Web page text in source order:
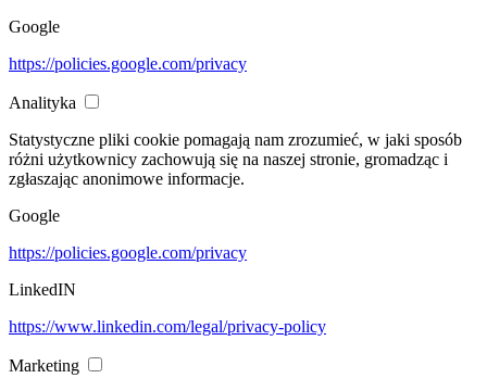
Google
https://policies.google.com/privacy
Analityka
Statystyczne pliki cookie pomagają nam zrozumieć, w jaki sposób
różni użytkownicy zachowują się na naszej stronie, gromadząc i
zgłaszając anonimowe informacje.
Google
https://policies.google.com/privacy
LinkedIN
https://www.linkedin.com/legal/privacy-policy
Marketing